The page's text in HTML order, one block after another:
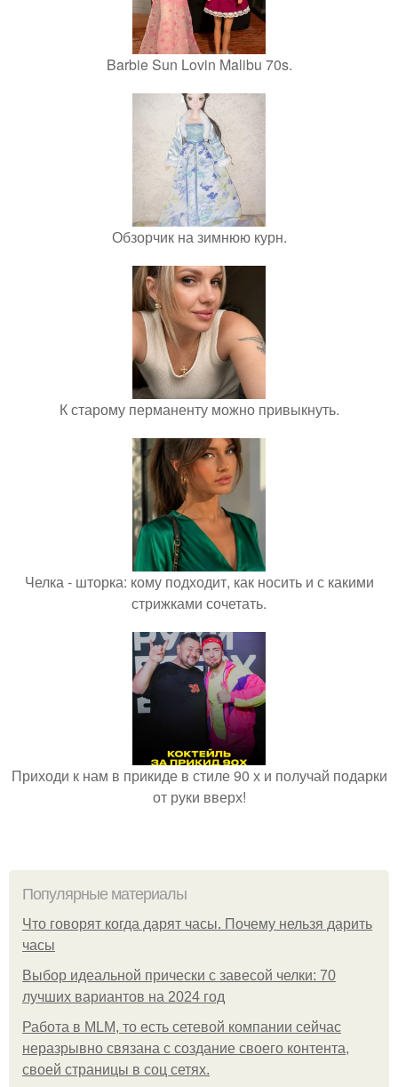
Barbie Sun Lovin Malibu 70s.
Обзорчик на зимнюю курн.
К старому перманенту можно привыкнуть.
Челка - шторка: кому подходит, как носить и с какими
стрижками сочетать.
Приходи к нам в прикиде в стиле 90 х и получай подарки
от руки вверх!
Популярные материалы
Что говорят когда дарят часы. Почему нельзя дарить
часы
Выбор идеальной прически с завесой челки: 70
лучших вариантов на 2024 год
Работа в MLM, то есть сетевой компании сейчас
неразрывно связана с создание своего контента,
своей страницы в соц сетях.